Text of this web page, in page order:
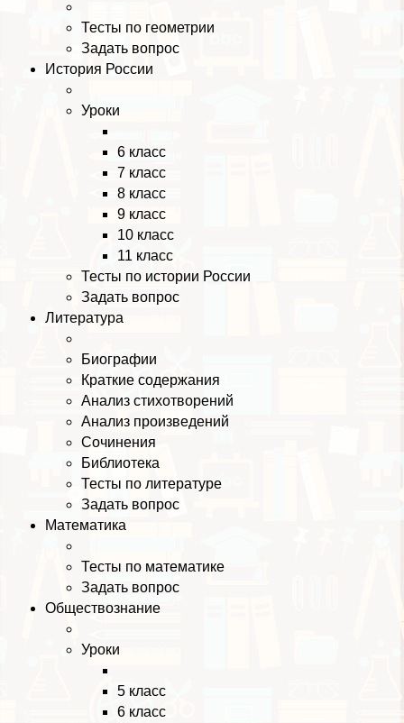
Тесты по геометрии
Задать вопрос
История России
Уроки
6 класс
7 класс
8 класс
9 класс
10 класс
11 класс
Тесты по истории России
Задать вопрос
Литература
Биографии
Краткие содержания
Анализ стихотворений
Анализ произведений
Сочинения
Библиотека
Тесты по литературе
Задать вопрос
Математика
Тесты по математике
Задать вопрос
Обществознание
Уроки
5 класс
6 класс